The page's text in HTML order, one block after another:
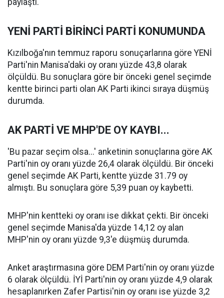
paylaştı.
YENİ PARTİ BİRİNCİ PARTİ KONUMUNDA
Kızılboğa'nın temmuz raporu sonuçarlarına göre YENİ
Parti'nin Manisa'daki oy oranı yüzde 43,8 olarak
ölçüldü. Bu sonuçlara göre bir önceki genel seçimde
kentte birinci parti olan AK Parti ikinci sıraya düşmüş
durumda.
AK PARTİ VE MHP'DE OY KAYBI...
'Bu pazar seçim olsa...' anketinin sonuçlarına göre AK
Parti'nin oy oranı yüzde 26,4 olarak ölçüldü. Bir önceki
genel seçimde AK Parti, kentte yüzde 31.79 oy
almıştı. Bu sonuçlara göre 5,39 puan oy kaybetti.
MHP'nin kentteki oy oranı ise dikkat çekti. Bir önceki
genel seçimde Manisa'da yüzde 14,12 oy alan
MHP'nin oy oranı yüzde 9,3'e düşmüş durumda.
Anket araştırmasına göre DEM Parti'nin oy oranı yüzde
6 olarak ölçüldü. İYİ Parti'nin oy oranı yüzde 4,9 olarak
hesaplanırken Zafer Partisi'nin oy oranı ise yüzde 3,2